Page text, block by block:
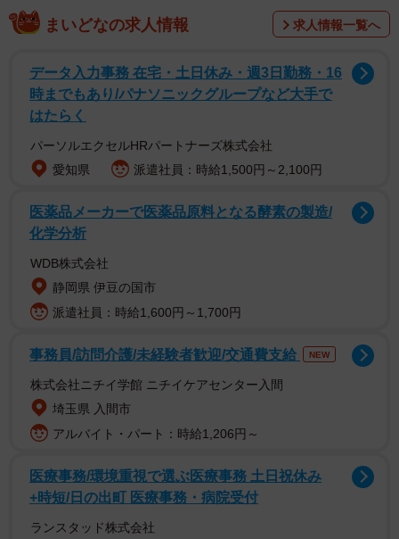
和田さんのテーマは「きゅるきゅる彼女とカフェへ。」。
２度目の本誌登場、NMB48を卒業し、新たなステージへと
ェでの甘いスイーツを前にした無邪気な笑顔から、ふとし
た瞬間に覗かせる大人びた表情まで。 彼女との親密な距離
感を感じさせる、ドキッとするようなギャップが見どころ
です。
ト。」です。2度目の登場となる黒嵜さんは、公園でのラフ
な休日デートがテーマ。 熱狂的な野球ファンとしての顔
や、パリへの一人旅の思い出など、リラックスした雰囲気
で語る素顔を深掘りしました。 天真爛漫な笑顔の奥に潜
山岡雅弥のテーマは「彼女とスケッチデート。」です。レ
スリングで中学全国選抜ベスト8の実績を持つアスリートが
まいどなの求人情報 求人情報一覧へ
データ入力事務 在宅・土日休み・週3日勤務・16
時までもあり/パナソニックグループなど大手で
はたらく
パーソルエクセルHRパートナーズ株式会社
愛知県
派遣社員：時給1,500円～2,100円
医薬品メーカーで医薬品原料となる酵素の製造/
化学分析
WDB株式会社
静岡県 伊豆の国市
派遣社員：時給1,600円～1,700円
事務員/訪問介護/未経験者歓迎/交通費支給 NEW
株式会社ニチイ学館 ニチイケアセンター入間
埼玉県 入間市
アルバイト・パート：時給1,206円～
医療事務/環境重視で選ぶ医療事務 土日祝休み
+時短/日の出町 医療事務・病院受付
ランスタッド株式会社